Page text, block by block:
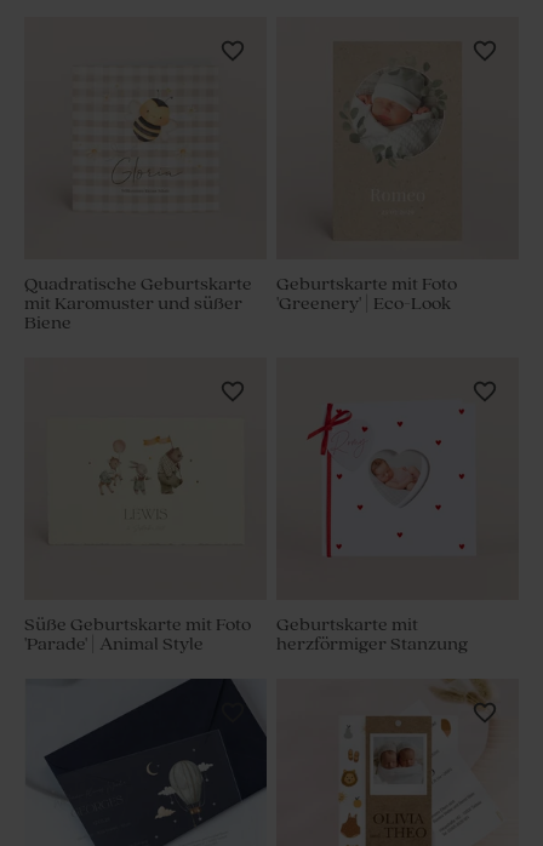
Quadratische Geburtskarte
mit Karomuster und süßer
Biene
Geburtskarte mit Foto
'Greenery' | Eco-Look
Süße Geburtskarte mit Foto
'Parade' | Animal Style
Geburtskarte mit
herzförmiger Stanzung